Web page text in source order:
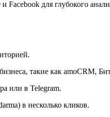
для глубокого
такие как amoCRM,
или в Telegram.
в несколько кликов.